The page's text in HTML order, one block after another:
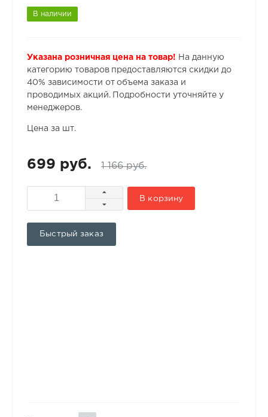
В наличии
Указана розничная цена на товар! На данную
категорию товаров предоставляются скидки до
40% зависимости от объема заказа и
проводимых акций. Подробности уточняйте у
менеджеров.
Цена за шт.
699 руб. 1 166 руб.
В корзину
Быстрый заказ